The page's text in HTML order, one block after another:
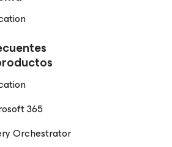
365
Orchestrator